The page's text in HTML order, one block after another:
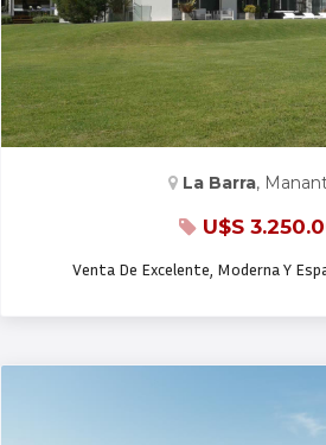
CASA EN
La Barra,
U$S
Venta De Excelente, Moderna Y